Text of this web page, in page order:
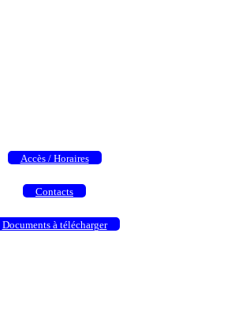
Accès / Horaires
Contacts
Documents à télécharger